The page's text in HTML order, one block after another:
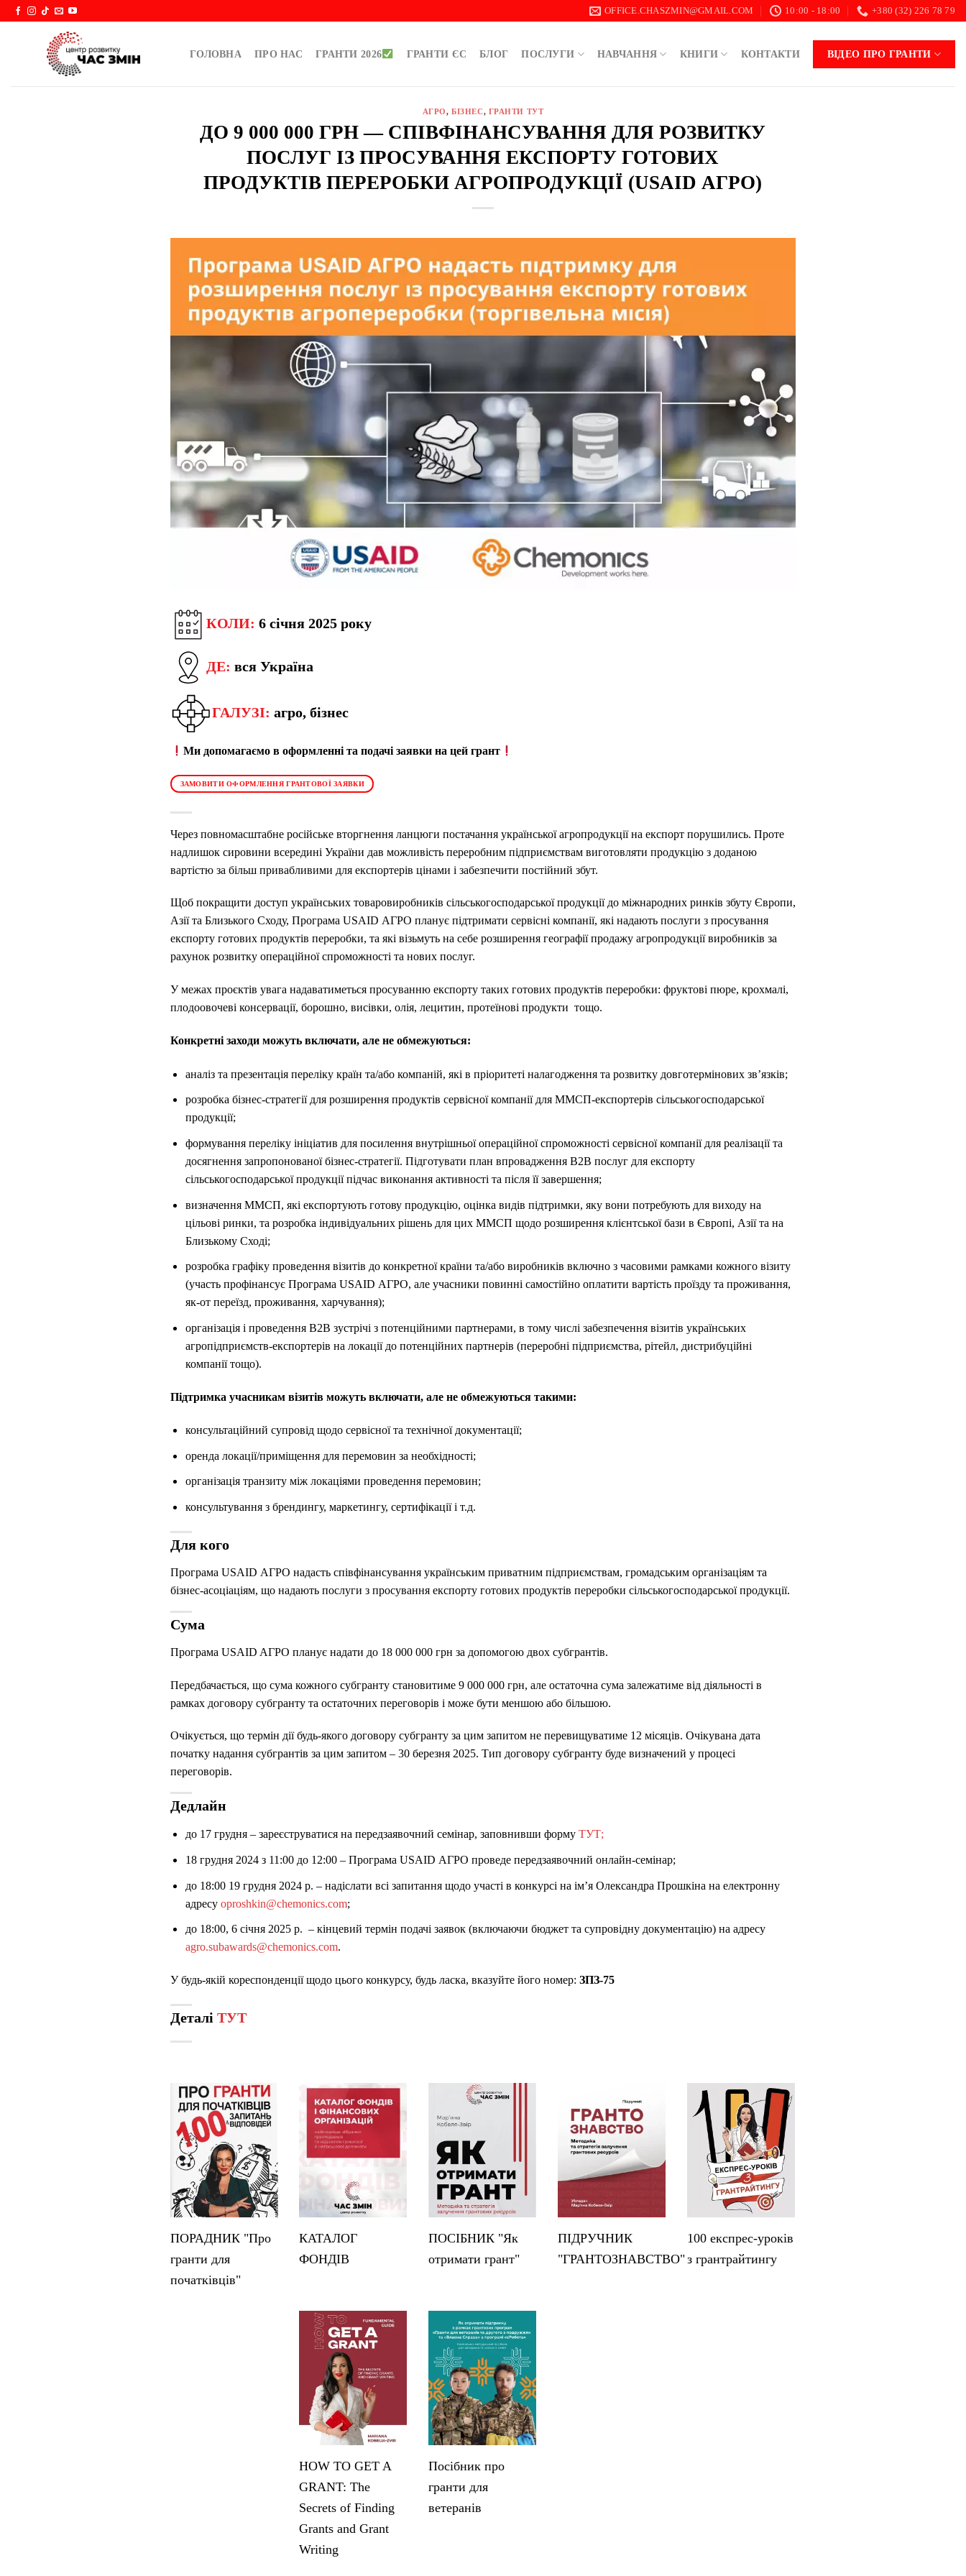
Skip
OFFICE.CHASZMIN@GMAIL.COM 10:00 - 18:00 +380 (32) 226 78 79
ГОЛОВНА ПРО НАС ГРАНТИ 2026 ГРАНТИ ЄС БЛОГ ПОСЛУГИ НАВЧАННЯ КНИГИ КОНТАКТИ ВІДЕО ПРО ГРАНТИ
АГРО,БІЗНЕС, ГРАНТИ ТУТ
ДО 9 000 000 ГРН — СПІВФІНАНСУВАННЯ ДЛЯ РОЗВИТКУ
ПОСЛУГ ІЗ ПРОСУВАННЯ ЕКСПОРТУ ГОТОВИХ
ПРОДУКТІВ ПЕРЕРОБКИ АГРОПРОДУКЦІЇ (USAID АГРО)
КОЛИ: 6 січня 2025 року
ДЕ: вся Україна
ГАЛУЗІ: агро, бізнес
Ми допомагаємо в оформленні та подачі заявки на цей грант
ЗАМОВИТИ ОФОРМЛЕННЯ ГРАНТОВОЇ ЗАЯВКИ
Через повномасштабне російське вторгнення ланцюги постачання української агропродукції на експорт порушились. Проте
надлишок сировини всередині України дав можливість переробним підприємствам виготовляти продукцію з доданою
вартістю за більш привабливими для експортерів цінами і забезпечити постійний збут.
Щоб покращити доступ українських товаровиробників сільськогосподарської продукції до міжнародних ринків збуту Європи,
Азії та Близького Сходу, Програма USAID АГРО планує підтримати сервісні компанії, які надають послуги з просування
експорту готових продуктів переробки, та які візьмуть на себе розширення географії продажу агропродукції виробників за
рахунок розвитку операційної спроможності та нових послуг.
У межах проєктів увага надаватиметься просуванню експорту таких готових продуктів переробки: фруктові пюре, крохмалі,
плодоовочеві консервації, борошно, висівки, олія, лецитин, протеїнові продукти тощо.
Конкретні заходи можуть включати, але не обмежуються:
аналіз та презентація переліку країн та/або компаній, які в пріоритеті налагодження та розвитку довготермінових зв’язків;
розробка бізнес-стратегії для розширення продуктів сервісної компанії для ММСП-експортерів сільськогосподарської
продукції;
формування переліку ініціатив для посилення внутрішньої операційної спроможності сервісної компанії для реалізації та
досягнення запропонованої бізнес-стратегії. Підготувати план впровадження В2В послуг для експорту
сільськогосподарської продукції підчас виконання активності та після її завершення;
визначення ММСП, які експортують готову продукцію, оцінка видів підтримки, яку вони потребують для виходу на
цільові ринки, та розробка індивідуальних рішень для цих ММСП щодо розширення клієнтської бази в Європі, Азії та на
Близькому Сході;
розробка графіку проведення візитів до конкретної країни та/або виробників включно з часовими рамками кожного візиту
(участь профінансує Програма USAID АГРО, але учасники повинні самостійно оплатити вартість проїзду та проживання,
як-от переїзд, проживання, харчування);
організація і проведення В2В зустрічі з потенційними партнерами, в тому числі забезпечення візитів українських
агропідприємств-експортерів на локації до потенційних партнерів (переробні підприємства, рітейл, дистрибуційні
компанії тощо).
Підтримка учасникам візитів можуть включати, але не обмежуються такими:
консультаційний супровід щодо сервісної та технічної документації;
оренда локації/приміщення для перемовин за необхідності;
організація транзиту між локаціями проведення перемовин;
консультування з брендингу, маркетингу, сертифікації і т.д.
Для кого
Програма USAID АГРО надасть співфінансування українським приватним підприємствам, громадським організаціям та
бізнес-асоціаціям, що надають послуги з просування експорту готових продуктів переробки сільськогосподарської продукції.
Сума
Програма USAID AГРО планує надати до 18 000 000 грн за допомогою двох субгрантів.
Передбачається, що сума кожного субгранту становитиме 9 000 000 грн, але остаточна сума залежатиме від діяльності в
рамках договору субгранту та остаточних переговорів і може бути меншою або більшою.
Очікується, що термін дії будь-якого договору субгранту за цим запитом не перевищуватиме 12 місяців. Очікувана дата
початку надання субгрантів за цим запитом – 30 березня 2025. Тип договору субгранту буде визначений у процесі
переговорів.
Дедлайн
до 17 грудня – зареєструватися на передзаявочний семінар, заповнивши форму ТУТ;
18 грудня 2024 з 11:00 до 12:00 – Програма USAID АГРО проведе передзаявочний онлайн-семінар;
до 18:00 19 грудня 2024 р. – надіслати всі запитання щодо участі в конкурсі на ім’я Олександра Прошкіна на електронну
адресу oproshkin@chemonics.com;
до 18:00, 6 січня 2025 р. – кінцевий термін подачі заявок (включаючи бюджет та супровідну документацію) на адресу
agro.subawards@chemonics.com.
У будь-якій кореспонденції щодо цього конкурсу, будь ласка, вказуйте його номер: ЗПЗ-75
Деталі ТУТ
ПОРАДНИК "Про
гранти для
початківців"
КАТАЛОГ
ФОНДІВ
ПОСІБНИК "Як
отримати грант"
ПІДРУЧНИК
"ГРАНТОЗНАВСТВО"
100 експрес-уроків
з грантрайтингу
HOW TO GET A
GRANT: The
Secrets of Finding
Grants and Grant
Writing
Посібник про
гранти для
ветеранів